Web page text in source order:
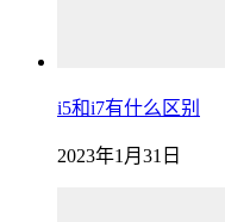
i5和i7有什么区别
2023年1月31日